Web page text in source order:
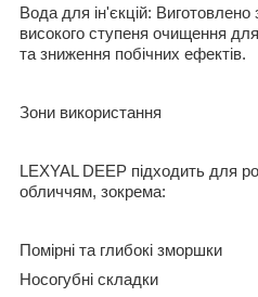
Вода для ін'єкцій:
високого ступеня очищення
та зниження побічних ефектів.
Зони використання
LEXYAL DEEP підходить для
обличчям, зокрема:
Помірні та глибокі зморшки
Носогубні складки